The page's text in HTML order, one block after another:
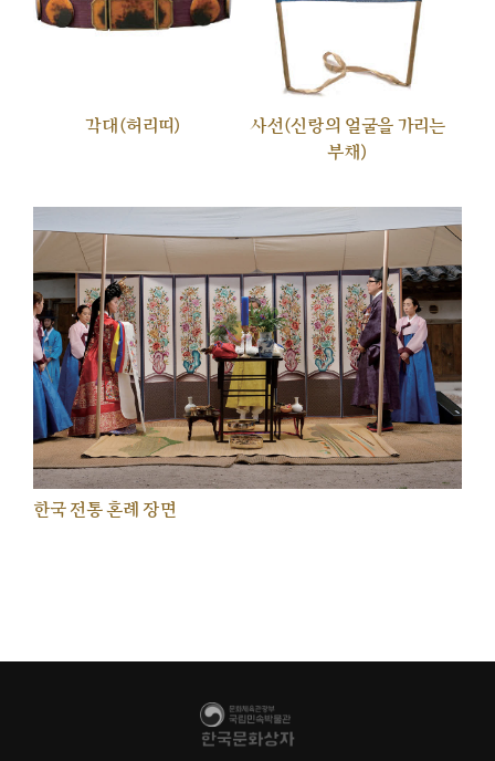
각대(허리띠)
사선(신랑의 얼굴을 가리는
부채)
한국 전통 혼례 장면